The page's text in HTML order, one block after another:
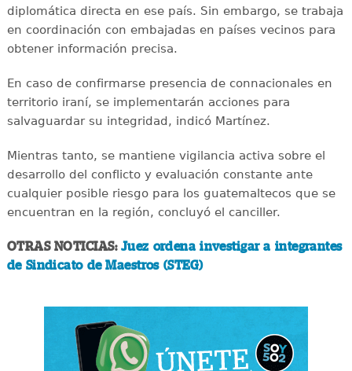
diplomática directa en ese país. Sin embargo, se trabaja
en coordinación con embajadas en países vecinos para
obtener información precisa.
En caso de confirmarse presencia de connacionales en
territorio iraní, se implementarán acciones para
salvaguardar su integridad, indicó Martínez.
Mientras tanto, se mantiene vigilancia activa sobre el
desarrollo del conflicto y evaluación constante ante
cualquier posible riesgo para los guatemaltecos que se
encuentran en la región, concluyó el canciller.
OTRAS NOTICIAS: Juez ordena investigar a integrantes
de Sindicato de Maestros (STEG)